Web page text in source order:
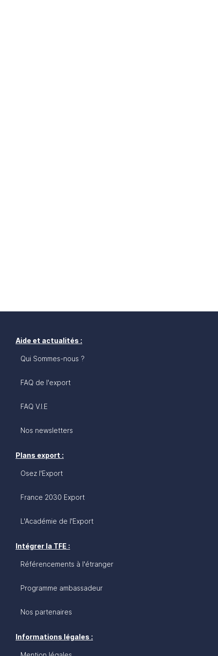
Aide et actualités :
Qui Sommes-nous ?
FAQ de l'export
FAQ V.I.E
Nos newsletters
Plans export :
Osez l'Export
France 2030 Export
L'Académie de l'Export
Intégrer la TFE :
Référencements à l'étranger
Programme ambassadeur
Nos partenaires
Informations légales :